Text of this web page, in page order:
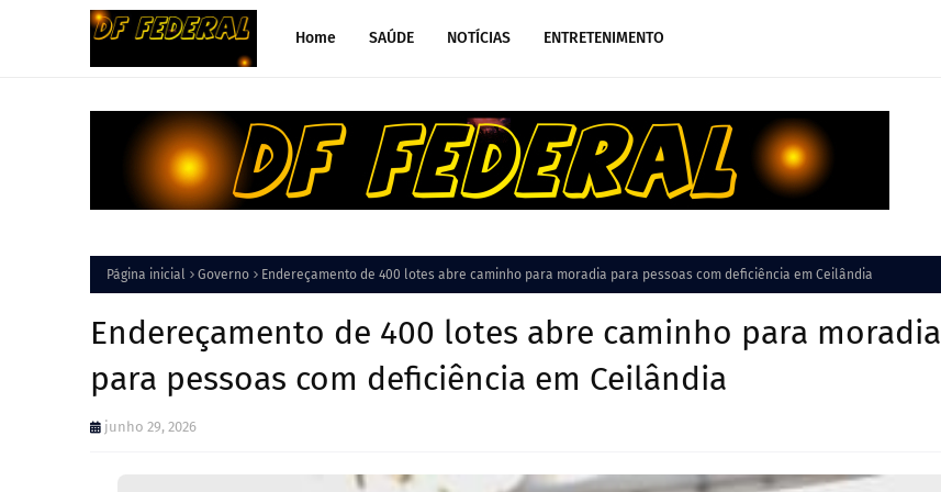
Home SAÚDE NOTÍCIAS ENTRETENIMENTO
Página inicial Governo Endereçamento de 400 lotes abre caminho para moradia para pessoas com deficiência em Ceilândia
Endereçamento de 400 lotes abre caminho para moradia
para pessoas com deficiência em Ceilândia
junho 29, 2026